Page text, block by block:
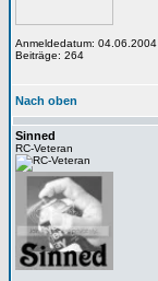
Anmeldedatum: 04.06.2004
Beiträge: 264
Nach oben
Sinned
RC-Veteran